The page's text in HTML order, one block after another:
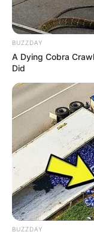
BUZZDAY
A Dying Cobra
Did
BUZZDAY